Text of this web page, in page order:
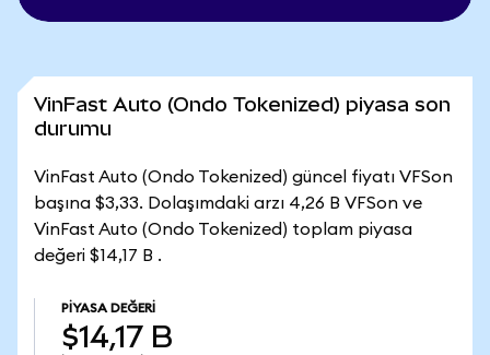
VinFast Auto (Ondo Tokenized) piyasa son
durumu
VinFast Auto (Ondo Tokenized) güncel fiyatı VFSon
başına $3,33. Dolaşımdaki arzı 4,26 B VFSon ve
VinFast Auto (Ondo Tokenized) toplam piyasa
değeri $14,17 B .
PIYASA DEĞERI
$14,17 B